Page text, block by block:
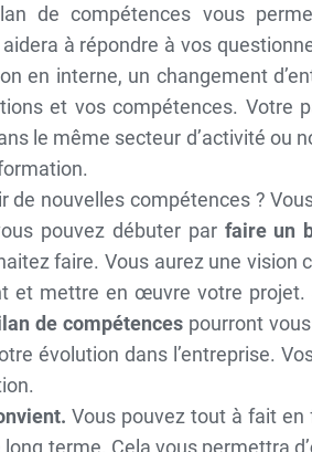
de compétences vous
à répondre à vos
en interne, un changement
et vos compétences. Votre
le même secteur d’activité ou
de nouvelles compétences ?
pouvez débuter par faire un
faire. Vous aurez une vision
et mettre en œuvre votre projet.
de compétences pourront
évolution dans l’entreprise.
Vous pouvez tout à fait en
terme. Cela vous permettra d’